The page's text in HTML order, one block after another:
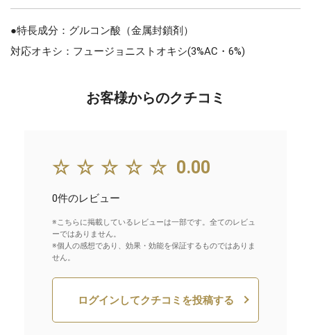
●特長成分：グルコン酸（金属封鎖剤）
対応オキシ：フュージョニストオキシ(3%AC・6%)
お客様からのクチコミ
☆☆☆☆☆ 0.00
0件のレビュー
※こちらに掲載しているレビューは一部です。全てのレビュ
ーではありません。
※個人の感想であり、効果・効能を保証するものではありま
せん。
ログインしてクチコミを投稿する